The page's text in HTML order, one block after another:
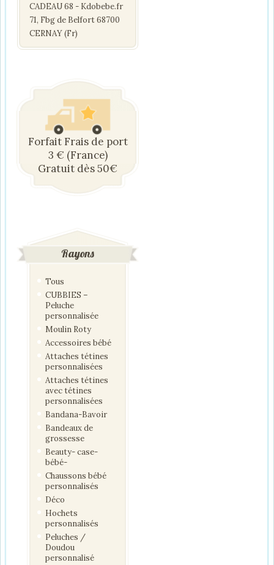
CADEAU 68 - Kdobebe.fr
71, Fbg de Belfort 68700
CERNAY (Fr)
Forfait Frais de port
3 € (France)
Gratuit dès 50€
Rayons
Tous
CUBBIES –
Peluche
personnalisée
Moulin Roty
Accessoires bébé
Attaches tétines
personnalisées
Attaches tétines
avec tétines
personnalisées
Bandana-Bavoir
Bandeaux de
grossesse
Beauty- case-
bébé-
Chaussons bébé
personnalisés
Déco
Hochets
personnalisés
Peluches /
Doudou
personnalisé